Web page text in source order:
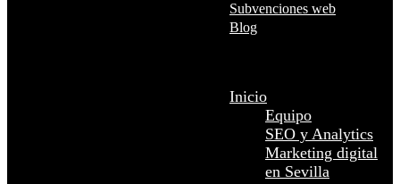
Subvenciones web
Blog
Inicio
Equipo
SEO y Analytics
Marketing digital
en Sevilla